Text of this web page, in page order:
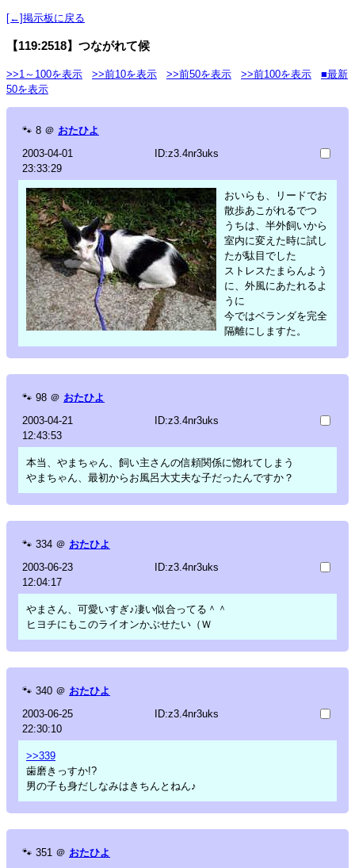
[←]掲示板に戻る
【119:2518】つながれて候
>>1～100を表示 >>前10を表示 >>前50を表示 >>前100を表示
■最新
50を表示
🐾 8 ＠ おたひよ
2003-04-01
23:33:29
ID:z3.4nr3uks
おいらも、リードでお
散歩あこがれるでつ
うちは、半外飼いから
室内に変えた時に試し
たが駄目でした
ストレスたまらんよう
に、外風にあたれるよ
うに
今ではベランダを完全
隔離にしますた。
🐾 98 ＠ おたひよ
2003-04-21
12:43:53
ID:z3.4nr3uks
本当、やまちゃん、飼い主さんの信頼関係に惚れてしまう
やまちゃん、最初からお風呂大丈夫な子だったんですか？
🐾 334 ＠ おたひよ
2003-06-23
12:04:17
ID:z3.4nr3uks
やまさん、可愛いすぎ♪凄い似合ってる＾＾
ヒヨチにもこのライオンかぶせたい（Ｗ
🐾 340 ＠ おたひよ
2003-06-25
22:30:10
ID:z3.4nr3uks
>>339
歯磨きっすか!?
男の子も身だしなみはきちんとねん♪
🐾 351 ＠ おたひよ